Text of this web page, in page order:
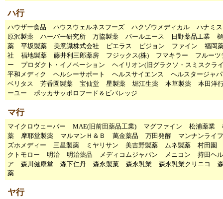
ハ行
ハウザー食品 ハウスウェルネスフーズ ハクゾウメディカル
ハナミ
原沢製薬
ハーバー研究所 万協製薬 パールエース 日野薬品工業
薬
平坂製薬 美意識株式会社 ピエラス ピジョン ファイン
福岡
社
福地製薬 藤井利三郎薬房 フジックス(株) フマキラー
フルーツ
ー
プロダクト・イノベーション
ヘイリオン(旧グラクソ・スミスクラ
平和メディク
ヘルシーサポート ヘルスサイエンス
ヘルスタージャ
ベリタス
芳香園製薬 宝仙堂 星製薬 堀江生薬 本草製薬
本田洋
ーユー
ポッカサッポロフード＆ビバレッジ
マ行
マイクロウェーバー MAE(旧前田薬品工業) マグファイン 松浦薬業
薬
摩耶堂製薬 マルマンＨ＆Ｂ 萬金薬品 万田発酵
マンナンライ
ズホメディー
三星製薬 ミヤリサン 美吉野製薬 ムネ製薬
村田園
クトモロー
明治 明治薬品 メディコムジャパン メニコン
持田ヘ
ア
森川健康堂 森下仁丹 森永製菓 森永乳業 森永乳業クリニコ
薬
ヤ行